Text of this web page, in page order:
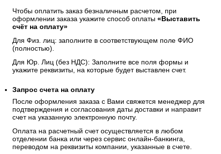
Чтобы оплатить заказ безналичным расчетом, при
оформлении заказа укажите способ оплаты «Выставить
счёт на оплату»
Для Физ. лиц: заполните в соответствующем поле ФИО
(полностью).
Для Юр. Лиц (без НДС): Заполните все поля формы и
укажите реквизиты, на которые будет выставлен счет.
Запрос счета на оплату
После оформления заказа с Вами свяжется менеджер для
подтверждения и согласования даты доставки и направит
счет на указанную электронную почту.
Оплата на расчетный счет осуществляется в любом
отделении банка или через сервис онлайн-банкинга,
переводом на реквизиты компании, указанные в счете.